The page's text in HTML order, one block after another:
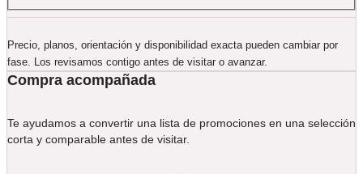
Precio, planos, orientación y disponibilidad exacta pueden cambiar por
fase. Los revisamos contigo antes de visitar o avanzar.
Compra acompañada
Te ayudamos a convertir una lista de promociones en una selección
corta y comparable antes de visitar.